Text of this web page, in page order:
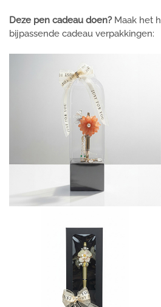
Deze pen cadeau doen?Maak het
bijpassende cadeau verpakkingen: